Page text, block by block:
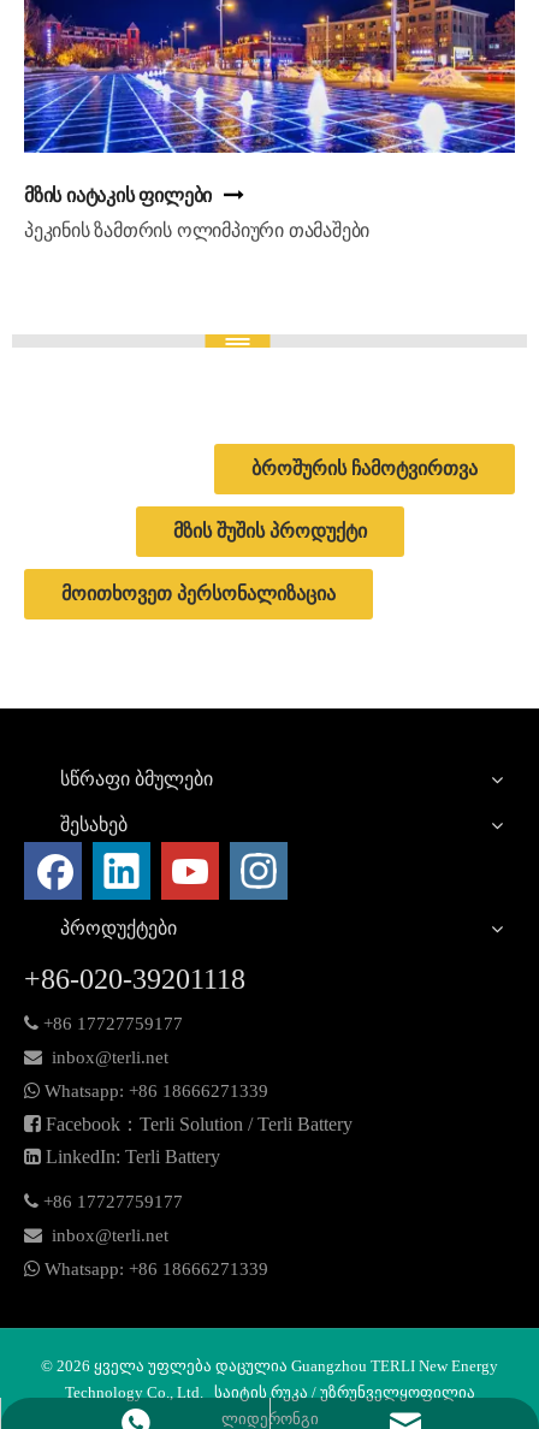
ალუმინის ფარდის კედლის იმიტაცია
დატონგის მომავლის მეცნიერებისა და
ბროშურის ჩამოტვირთვა
მზის შუშის პროდუქტი
მოითხოვეთ პერსონალიზაცია
სწრაფი ბმულები
შესახებ
პროდუქტები
+86-020-39201118
 +86 17727759177
 inbox@terli.net
 Whatsapp: +86 18666271339
 Facebook：Terli Solution / Terli Battery
 LinkedIn: Terli Battery
 +86 17727759177
 inbox@terli.net
 Whatsapp: +86 18666271339
© 2026 ყველა უფლება დაცულია Guangzhou TERLI New Energy
Technology Co., Ltd. საიტის რუკა / უზრუნველყოფილია
ლიდერონგი